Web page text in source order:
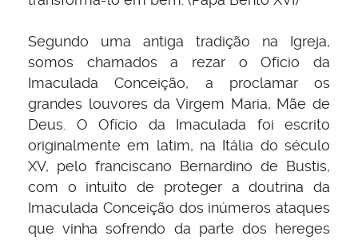
Segundo uma antiga tradição na Igreja,
somos chamados a rezar o Ofício da
Imaculada Conceição, a proclamar os
grandes louvores da Virgem Maria, Mãe de
Deus. O Ofício da Imaculada foi escrito
originalmente em latim, na Itália do século
XV, pelo franciscano Bernardino de Bustis,
com o intuito de proteger a doutrina da
Imaculada Conceição dos inúmeros ataques
que vinha sofrendo da parte dos hereges